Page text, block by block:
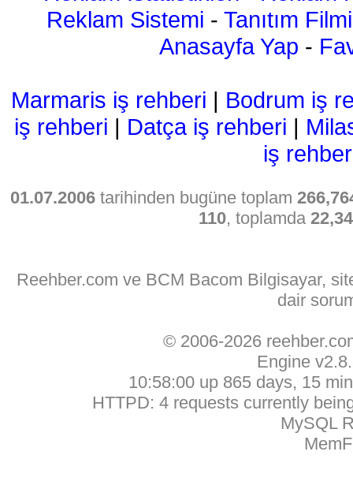
Reklam Sistemi - Tanıtım Filmi
Anasayfa Yap -
Marmaris iş rehberi | Bodrum iş
iş rehberi | Datça iş rehberi |
iş
01.07.2006tarihinden bugüne toplam
110, toplamda
Reehber.com ve BCM Bacom Bilgisayar,
dair
© 2006-2026
Engine
10:58:00 up 865 days, 15
HTTPD: 4 requests currently
MySQL